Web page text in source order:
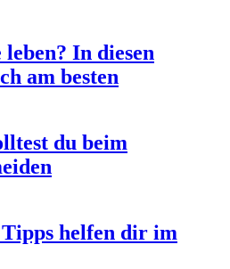
In diesen
am besten
du beim
helfen dir im